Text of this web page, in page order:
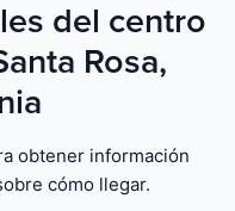
del centro
Rosa,
obtener información
cómo llegar.